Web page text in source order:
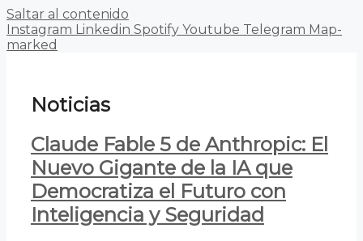
Saltar al contenido
Instagram Linkedin Spotify Youtube Telegram Map-
marked
Noticias
Claude Fable 5 de Anthropic: El
Nuevo Gigante de la IA que
Democratiza el Futuro con
Inteligencia y Seguridad